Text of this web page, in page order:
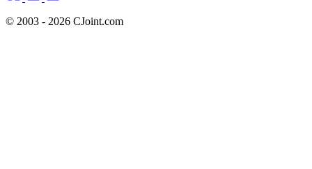
© 2003 - 2026 CJoint.com